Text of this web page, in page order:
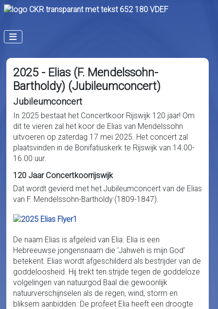
2025 - Elias (F. Mendelssohn-
Bartholdy) (Jubileumconcert)
Jubileumconcert
In 2025 bestaat het Concertkoor Rijswijk 120 jaar! Om
dit te vieren zal het koor de Elias van Mendelssohn
uitvoeren op zaterdag 17 mei 2025. Het concert zal
plaatsvinden in de Bonifatiuskerk te Rijswijk van 14.00-
16.00 uur.
120 Jaar Concertkoorrijswijk
Dat wordt gevierd met het Jubileumconcert van de Elias
van F. Mendelssohn-Bartholdy (1809-1847).
De naam Elias is afgeleid van Elia. Elia is een
Hebreeuwse jongensnaam die ‘Jahweh is mijn God’
betekent. Elias wordt afgeschilderd als bestrijder van de
goddeloosheid. Hij trekt ten strijde tegen de goddeloze
volgelingen van natuurgod Baal die gewoonlijk
natuurverschijnselen als de regen, wind, storm en
bliksem aanbidden. De profeet Elia heeft een droogte